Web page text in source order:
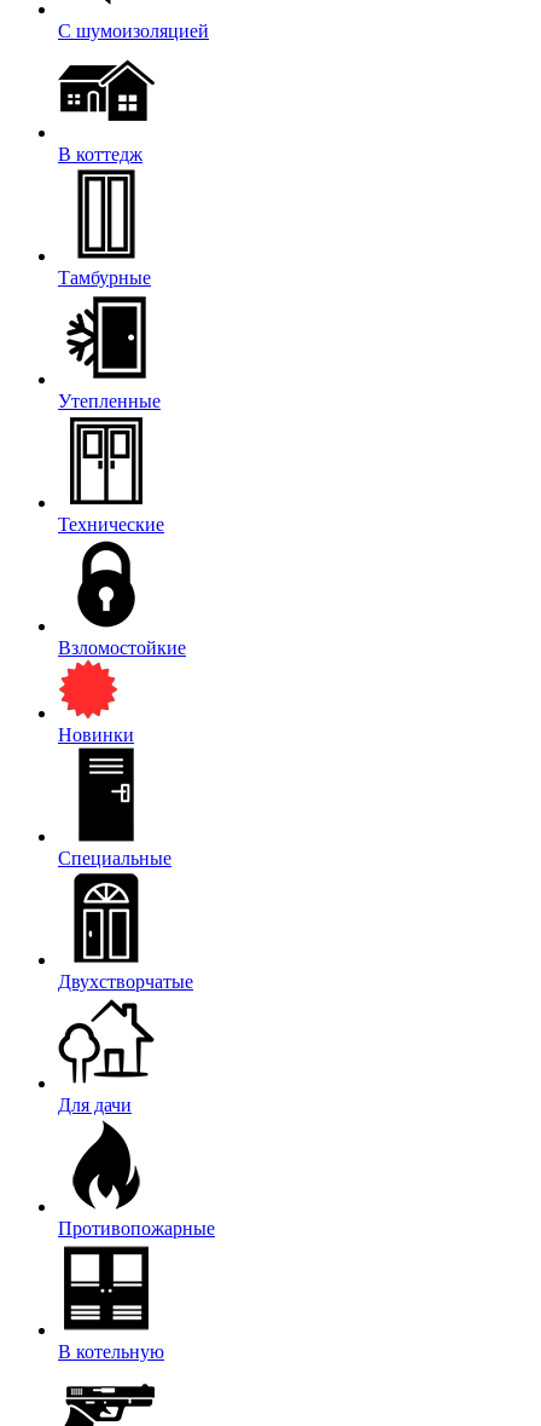
С шумоизоляцией
В коттедж
Тамбурные
Утепленные
Технические
Взломостойкие
Новинки
Специальные
Двухстворчатые
Для дачи
Противопожарные
В котельную